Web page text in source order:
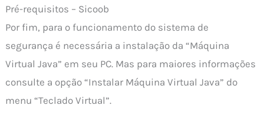
Pré-requisitos – Sicoob
Por fim, para o funcionamento do sistema de
segurança é necessária a instalação da “Máquina
Virtual Java” em seu PC. Mas para maiores informações
consulte a opção “Instalar Máquina Virtual Java” do
menu “Teclado Virtual”.